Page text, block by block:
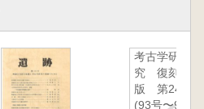
考古学研
究 復刻
版 第24巻
(93号〜96